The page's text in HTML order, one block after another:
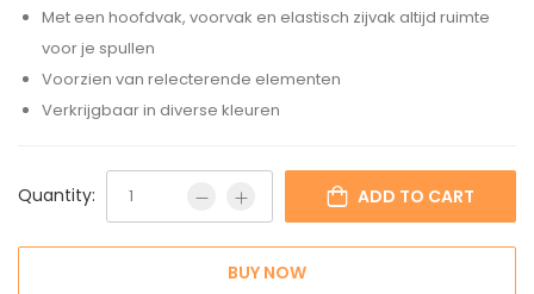
Met een hoofdvak, voorvak en elastisch zijvak altijd ruimte
voor je spullen
Voorzien van relecterende elementen
Verkrijgbaar in diverse kleuren
Quantity: ADD TO CART
BUY NOW